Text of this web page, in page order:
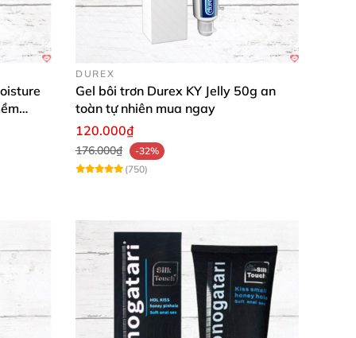
tuyệt đối, tiện lợi và chất lượng vượt mong
Sản phẩm tiện lợi, cảm giác sử dụng quá
mật! 🛒💋
DUREX
Gel bôi trơn Durex KY Jelly 50g an
toàn tự nhiên mua ngay
120.000₫
176.000₫
-32%
(750)